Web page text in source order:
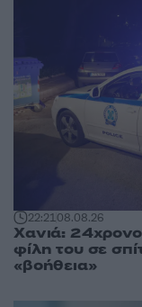
22:2108.08.26
Χανιά:
φίλη του σε
«βοήθεια»